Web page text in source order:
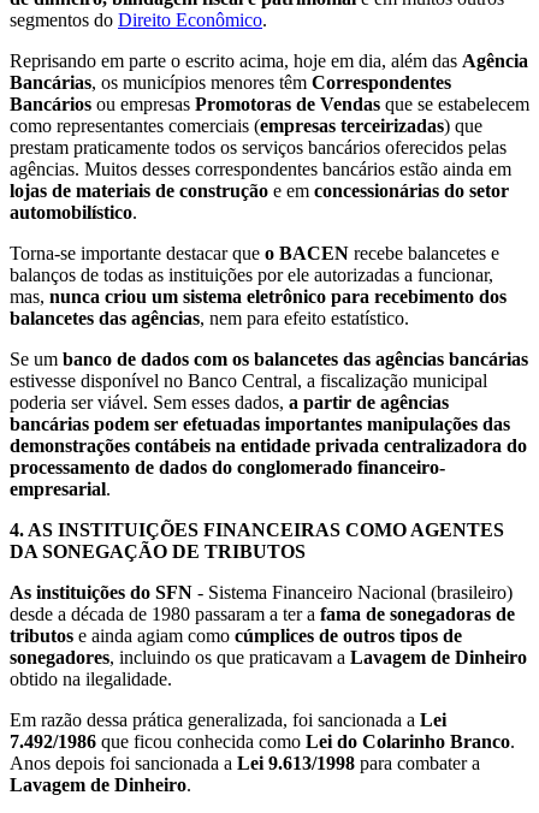
segmentos do Direito Econômico.
Reprisando em parte o escrito acima, hoje em dia, além das Agência
Bancárias, os municípios menores têm Correspondentes
Bancários ou empresas Promotoras de Vendas que se estabelecem
como representantes comerciais (empresas terceirizadas) que
prestam praticamente todos os serviços bancários oferecidos pelas
agências. Muitos desses correspondentes bancários estão ainda em
lojas de materiais de construção e em concessionárias do setor
automobilístico.
Torna-se importante destacar que o BACEN recebe balancetes e
balanços de todas as instituições por ele autorizadas a funcionar,
mas, nunca criou um sistema eletrônico para recebimento dos
balancetes das agências, nem para efeito estatístico.
Se um banco de dados com os balancetes das agências bancárias
estivesse disponível no Banco Central, a fiscalização municipal
poderia ser viável. Sem esses dados, a partir de agências
bancárias podem ser efetuadas importantes manipulações das
demonstrações contábeis na entidade privada centralizadora do
processamento de dados do conglomerado financeiro-
empresarial.
4. AS INSTITUIÇÕES FINANCEIRAS COMO AGENTES
DA SONEGAÇÃO DE TRIBUTOS
As instituições do SFN - Sistema Financeiro Nacional (brasileiro)
desde a década de 1980 passaram a ter a fama de sonegadoras de
tributos e ainda agiam como cúmplices de outros tipos de
sonegadores, incluindo os que praticavam a Lavagem de Dinheiro
obtido na ilegalidade.
Em razão dessa prática generalizada, foi sancionada a Lei
7.492/1986 que ficou conhecida como Lei do Colarinho Branco.
Anos depois foi sancionada a Lei 9.613/1998 para combater a
Lavagem de Dinheiro.